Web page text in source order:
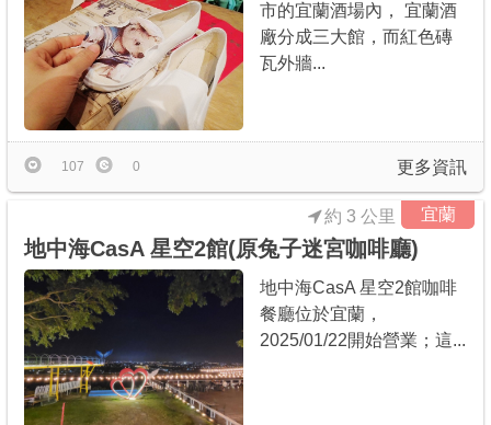
市的宜蘭酒場內， 宜蘭酒
廠分成三大館，而紅色磚
瓦外牆...
更多資訊
107 0
宜蘭
地中海CasA 星空2館(原兔子迷宮咖啡廳)
約 3 公里
地中海CasA 星空2館咖啡
餐廳位於宜蘭，
2025/01/22開始營業；這...